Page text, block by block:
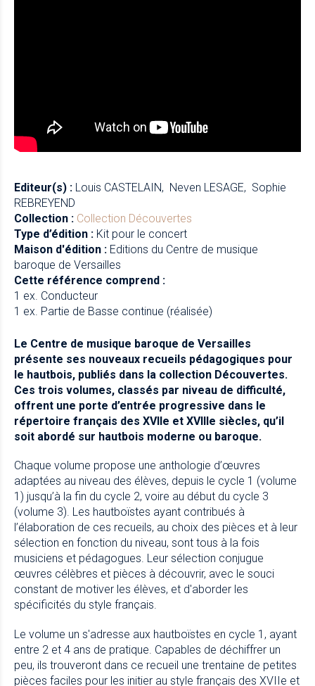
Editeur(s) : Louis CASTELAIN Neven LESAGE
Sophie
REBREYEND
Collection : Collection Découvertes
Type d’édition : Kit pour le concert
Maison d'édition : Editions du Centre de musique
baroque de Versailles
Cette référence comprend :
1 ex. Conducteur
1 ex. Partie de Basse continue (réalisée)
Le Centre de musique baroque de Versailles
présente ses nouveaux recueils pédagogiques pour
le hautbois, publiés dans la collection Découvertes.
Ces trois volumes, classés par niveau de difficulté,
offrent une porte d’entrée progressive dans le
répertoire français des XVIIe et XVIIIe siècles, qu’il
soit abordé sur hautbois moderne ou baroque.
Chaque volume propose une anthologie d’œuvres
adaptées au niveau des élèves, depuis le cycle 1 (volume
1) jusqu’à la fin du cycle 2, voire au début du cycle 3
(volume 3). Les hautboïstes ayant contribués à
l’élaboration de ces recueils, au choix des pièces et à leur
sélection en fonction du niveau, sont tous à la fois
musiciens et pédagogues. Leur sélection conjugue
œuvres célèbres et pièces à découvrir, avec le souci
constant de motiver les élèves, et d'aborder les
spécificités du style français.
Le volume un s'adresse aux hautboïstes en cycle 1, ayant
entre 2 et 4 ans de pratique. Capables de déchiffrer un
peu, ils trouveront dans ce recueil une trentaine de petites
pièces faciles pour les initier au style français des XVIIe et